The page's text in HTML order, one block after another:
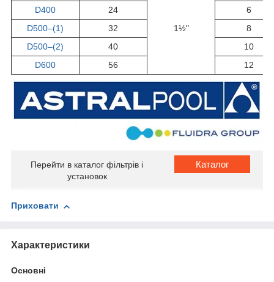
1½"
D400 24
6
D500–(1)
32
8
D500–(2)
40
10
D600
56 12
Перейти в каталог фільтрів і
установок
Каталог
Приховати
Характеристики
Основні